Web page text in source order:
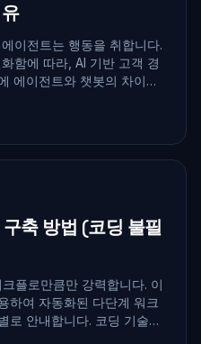
이전트는 행동을 취합니다.
함에 따라, AI 기반 고객 경
에이전트와 챗봇의 차이를
축 방법 (코딩 불필
플로만큼만 강력합니다. 이
하여 자동화된 다단계 워크
로 안내합니다. 코딩 기술이